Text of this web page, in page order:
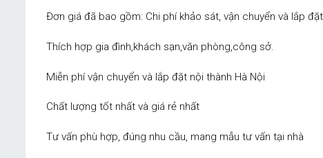
Đơn giá đã bao gồm: Chi phí khảo sát, vận chuyển và lắp đặt
Thích hợp gia đình,khách sạn,văn phòng,công sở.
Miễn phí vận chuyển và lắp đặt nội thành Hà Nội
Chất lượng tốt nhất và giá rẻ nhất
Tư vấn phù hợp, đúng nhu cầu, mang mẫu tư vấn tại nhà